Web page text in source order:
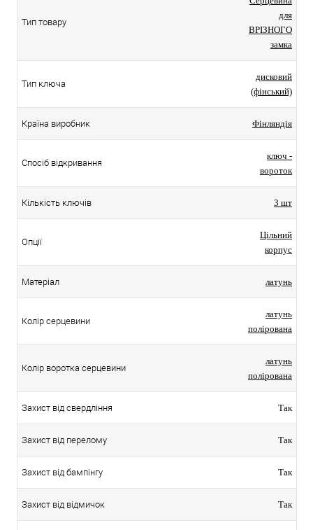
Тип товару
для
ВРІЗНОГО
замка
Тип ключа
дисковий
(фінський)
Країна виробник Фінляндія
Спосіб відкривання
ключ -
вороток
Кількість ключів 3 шт
Опції
Цільний
корпус
Матеріал латунь
Колір серцевини
латунь
полірована
Колір воротка серцевини
латунь
полірована
Захист від свердління Так
Захист від перелому Так
Захист від бампінгу Так
Захист від відмичок Так